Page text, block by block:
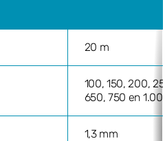
20 m
100, 150, 200,
650, 750 en
1,3 mm